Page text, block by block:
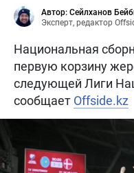
Автор: Сейлханов
Эксперт, редактор
Национальная
первую корзину
следующей Лиги
сообщает Offside.kz